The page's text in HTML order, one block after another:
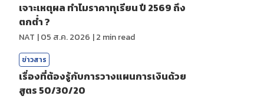
เจาะเหตุผล ทำไมราคาทุเรียน ปี 2569 ถึง
ตกต่ำ ?
NAT |05 ส.ค. 2026 |2 min read
ข่าวสาร
เรื่องที่ต้องรู้กับการวางแผนการเงินด้วย
สูตร 50/30/20